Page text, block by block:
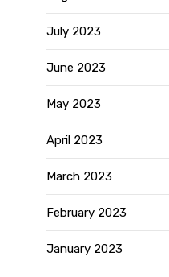
July 2023
June 2023
May 2023
April 2023
March 2023
February 2023
January 2023